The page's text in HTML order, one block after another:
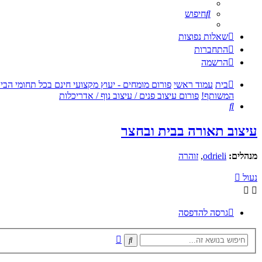
חיפוש
שאלות נפוצות
התחברות
הרשמה
בית עמוד ראשי פורום מומחים - יעוץ מקצועי חינם בכל תחומי
המשותף! פורום עיצוב פנים / עיצוב נוף / אדריכלות
חיפוש
עיצוב תאורה בבית ובחצר
מנהלים: odrieli
, זוהרה
נעול
גרסה להדפסה
חיפוש